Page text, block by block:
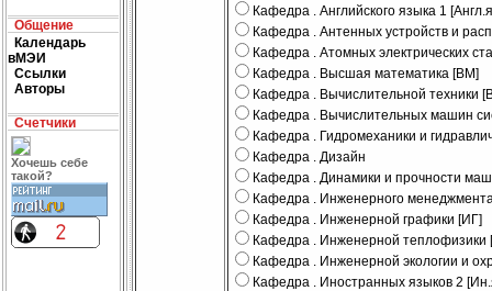
Общение
Календарь
вМЭИ
Ссылки
Авторы
Счетчики
Хочешь себе
такой?
Кафедра . Английского языка 1
Кафедра . Антенных устройств и
Кафедра . Атомных электрических
Кафедра . Высшая математика [ВМ]
Кафедра . Вычислительной техники
Кафедра . Вычислительных машин
Кафедра . Гидромеханики и
Кафедра . Дизайн
Кафедра . Динамики и прочности
Кафедра . Инженерного
Кафедра . Инженерной графики [ИГ]
Кафедра . Инженерной теплофизики
Кафедра . Инженерной экологии и
Кафедра . Иностранных языков 2